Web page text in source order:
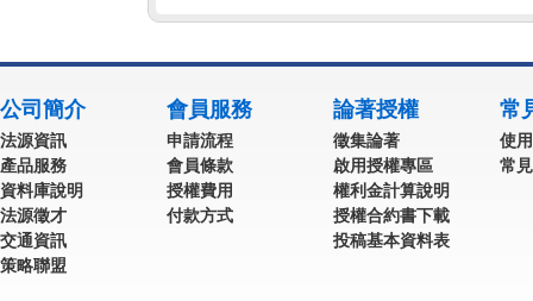
公司簡介
法源資訊
產品服務
資料庫說明
法源徵才
交通資訊
策略聯盟
會員服務
申請流程
會員條款
授權費用
付款方式
論著授權
徵集論著
啟用授權專區
權利金計算說明
授權合約書下載
投稿基本資料表
常
使
常